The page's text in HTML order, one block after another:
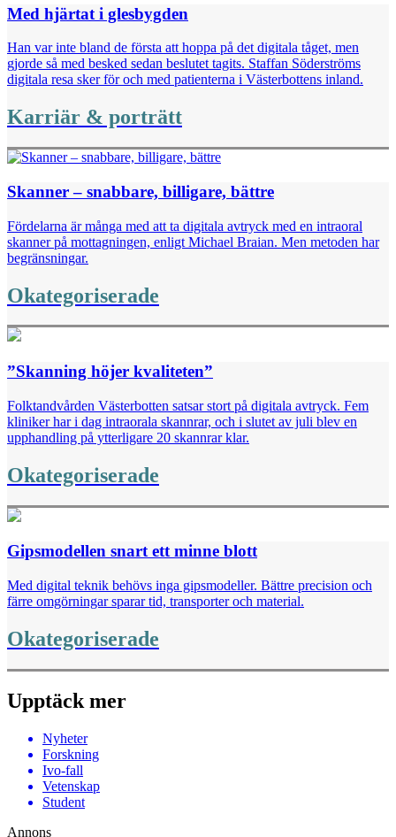
Med hjärtat i glesbygden
Han var inte bland de första att hoppa på det digitala tåget, men
gjorde så med besked sedan beslutet tagits. Staffan Söderströms
digitala resa sker för och med ­patienterna i Västerbottens inland.
Karriär & porträtt
Skanner – snabbare, billigare, bättre
Fördelarna är många med att ta digitala avtryck med en intraoral
skanner på mottagningen, enligt Michael Braian. Men metoden har
begränsningar.
Okategoriserade
”Skanning höjer kvaliteten”
Folktandvården Västerbotten satsar stort på digitala avtryck. Fem
kliniker har i dag intraorala skannrar, och i slutet av juli blev en
upphandling på ytterligare 20 skannrar klar.
Okategoriserade
Gipsmodellen snart ett minne blott
Med digital teknik behövs inga gipsmodeller. Bättre precision och
färre omgörningar sparar tid, transporter och material.
Okategoriserade
Upptäck mer
Nyheter
Forskning
Ivo-fall
Vetenskap
Student
Annons